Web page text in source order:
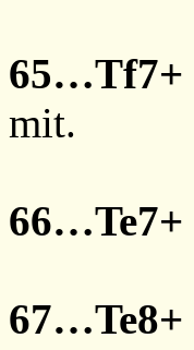
65…Tf7+
mit.
66…Te7+
67…Te8+